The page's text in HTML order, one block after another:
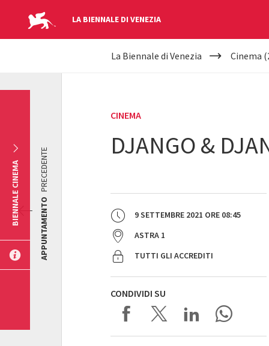
LA BIENNALE DI VENEZIA
YOUR
La Biennale di Venezia Cinema
CINEMA
DJANGO &
9 SETTEMBRE 2021 ORE 08:45
ASTRA 1
TUTTI GLI ACCREDITI
CONDIVIDI SU
APPUNTAMENTO
PRECEDENTE
BIENNALE CINEMA